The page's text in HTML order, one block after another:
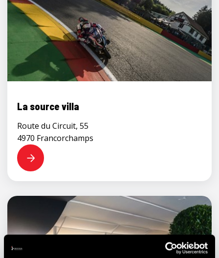
La source villa
Route du Circuit, 55
4970 Francorchamps